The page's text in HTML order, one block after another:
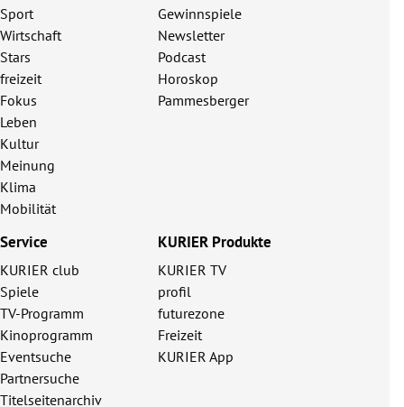
Sport
Wirtschaft
Stars
freizeit
Fokus
Leben
Kultur
Meinung
Klima
Mobilität
Gewinnspiele
Newsletter
Podcast
Horoskop
Pammesberger
Service
KURIER club
Spiele
TV-Programm
Kinoprogramm
Eventsuche
Partnersuche
Titelseitenarchiv
KURIER Produkte
KURIER TV
profil
futurezone
Freizeit
KURIER App